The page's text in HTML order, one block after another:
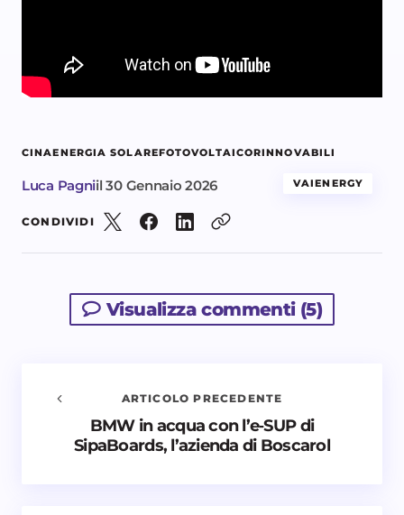
CINAENERGIA SOLAREFOTOVOLTAICORINNOVABILI
Luca Pagniil 30 Gennaio 2026 VAIENERGY
CONDIVIDI
Visualizza commenti (5)
Avvisami quando vengono aggiunti nuovi
commenti
ARTICOLO PRECEDENTE
BMW in acqua con l’e‑SUP di
SipaBoards, l’azienda di Boscarol